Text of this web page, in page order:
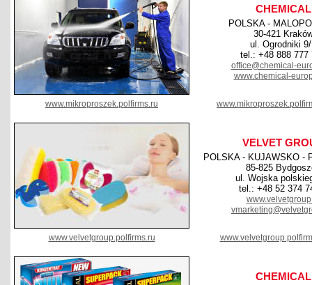
CHEMICAL
POLSKA -
30-421
ul. Ogrodniki
tel.: +48 888 777
office@chemical-
www.chemical-
www.mikroproszek.polfirms.ru
VELVET
POLSKA - KUJAWSKO -
85-825
ul. Wojska
tel.: +48 52 374
www.velvetgroup.polfirms.ru
CHEMICAL